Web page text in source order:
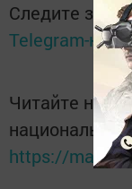
Следите за
Telegram-
Читайте
https://